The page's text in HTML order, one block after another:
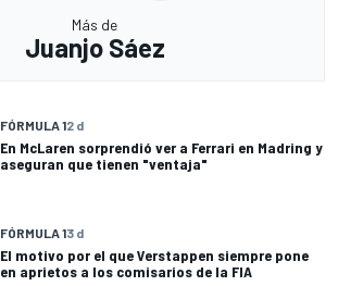
Más de
Juanjo Sáez
FÓRMULA 12 d
En McLaren sorprendió ver a Ferrari en Madring y
aseguran que tienen "ventaja"
FÓRMULA 13 d
El motivo por el que Verstappen siempre pone
en aprietos a los comisarios de la FIA